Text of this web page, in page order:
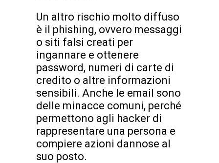
Un altro rischio molto diffuso
è il phishing, ovvero messaggi
o siti falsi creati per
ingannare e ottenere
password, numeri di carte di
credito o altre informazioni
sensibili. Anche le email sono
delle minacce comuni, perché
permettono agli hacker di
rappresentare una persona e
compiere azioni dannose al
suo posto.